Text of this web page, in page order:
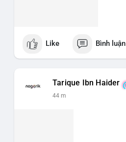
Like Bình luận
Tarique Ibn Haider
44 m